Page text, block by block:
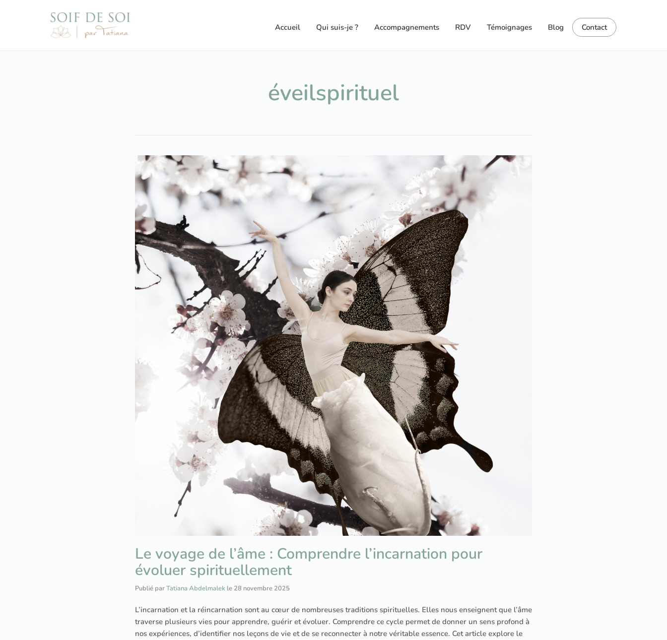
Accueil Qui suis-je ? Accompagnements RDV Témoignages Blog Contact
éveilspirituel
Le voyage de l’âme : Comprendre l’incarnation pour
évoluer spirituellement
Publié parTatiana Abdelmalek le 28 novembre 2025
L’incarnation et la réincarnation sont au cœur de nombreuses traditions spirituelles. Elles nous enseignent que l’âme
traverse plusieurs vies pour apprendre, guérir et évoluer. Comprendre ce cycle permet de donner un sens profond à
nos expériences, d’identifier nos leçons de vie et de se reconnecter à notre véritable essence. Cet article explore le